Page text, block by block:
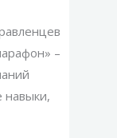
–
навыки,